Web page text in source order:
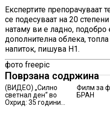
Експертите препорачуваат
се подесуваат на 20
натаму ви е ладно, подобро
дополнителна облека,
напиток, пишува Н1.
фото freepic
Поврзана содржина
(ВИДЕО) „Силно
светнал ден“ во
Охрид: 35 години
Филм за
БРАН